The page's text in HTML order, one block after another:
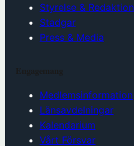
Styrelse & Redaktion
Stadgar
Press & Media
Medlemsinformation
Länsavdelningar
Kalendarium
Vårt Försvar